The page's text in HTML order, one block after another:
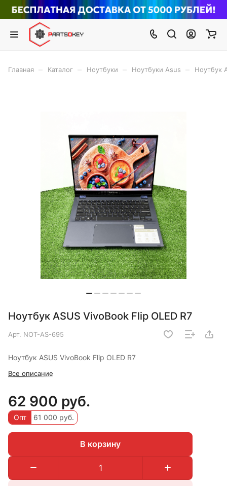
Главная Каталог Ноутбуки Ноутбуки Asus Ноутбук
Ноутбук ASUS VivoBook Flip OLED R7
Арт. NOT-AS-695
Ноутбук ASUS VivoBook Flip OLED R7
Все описание
62 900 руб.
Опт 61 000 руб.
В корзину